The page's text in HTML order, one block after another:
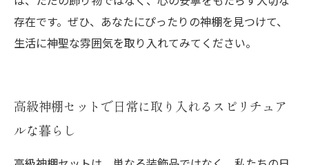
存在です。ぜひ、あなたにぴったりの神棚を見つけて、
生活に神聖な雰囲気を取り入れてみてください。
高級神棚セットで日常に取り入れるスピリチュア
ルな暮らし